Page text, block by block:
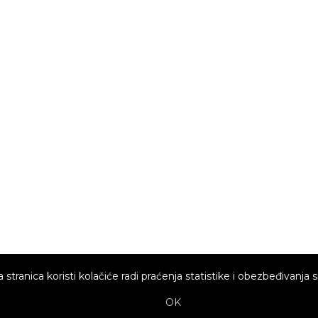
stranica koristi kolačiće radi praćenja statistike i obezbeđivanja
OK